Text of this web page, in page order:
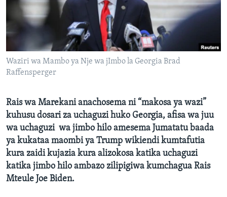
Waziri wa Mambo ya Nje wa jImbo la Georgia Brad
Raffensperger
Rais wa Marekani anachosema ni “makosa ya wazi”
kuhusu dosari za uchaguzi huko Georgia, afisa wa juu
wa uchaguzi wa jimbo hilo amesema Jumatatu baada
ya kukataa maombi ya Trump wikiendi kumtafutia
kura zaidi kujazia kura alizokosa katika uchaguzi
katika jimbo hilo ambazo zilipigiwa kumchagua Rais
Mteule Joe Biden.